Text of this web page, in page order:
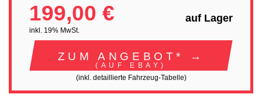
199,00 €
inkl. 19% MwSt.
auf Lager
ZUM ANGEBOT* →
(AUF EBAY)
(inkl. detaillierte Fahrzeug-Tabelle)